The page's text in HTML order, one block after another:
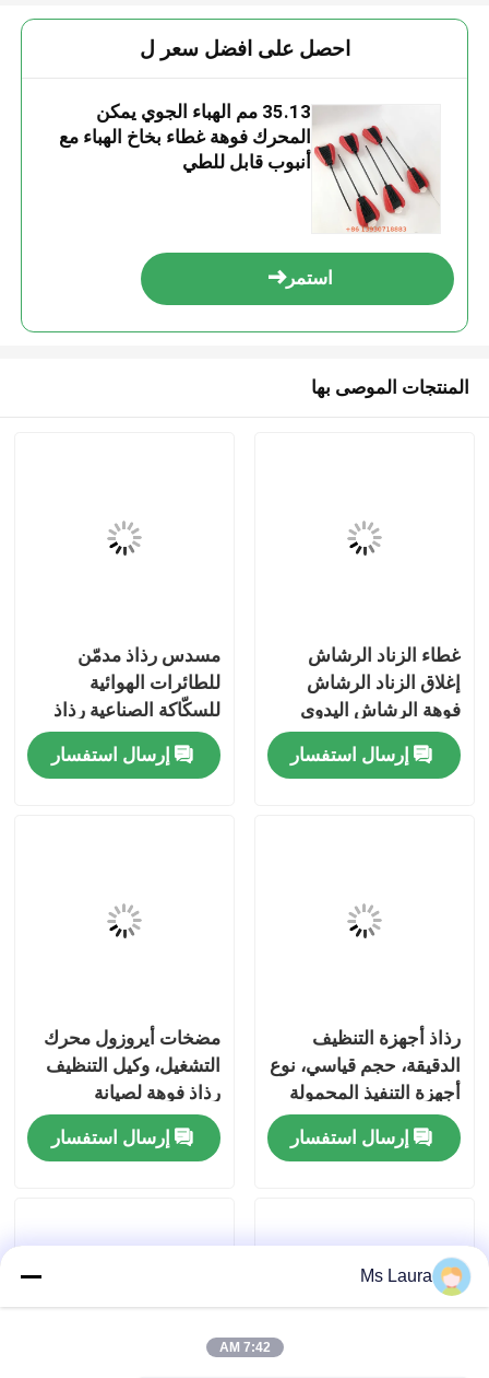
مسكن
جولة في المعمل
مراقبة الجودة
اتصل بنا
حالات
احصل على افضل سعر ل
35.13 مم الهباء الجوي يمكن
المحرك فوهة غطاء بخاخ الهباء مع
أنبوب قابل للطي
استمر
المنتجات الموصى بها
غطاء الزناد الرشاش
إغلاق الزناد الرشاش
فوهة الرشاش اليدوي
لمنتجات التنظيف المنزلية
حلول العناية بالحديقة
إرسال استفسار
مسدس رذاذ مدمّن
للطائرات الهوائية
للسكّاكة الصناعية رذاذ
السائل
إرسال استفسار
رذاذ أجهزة التنظيف
الدقيقة، حجم قياسي، نوع
أجهزة التنفيذ المحمولة
للاستخدام في التشحيم
والتطهيرإرسال استفسار
مضخات أيروزول محرك
التشغيل، وكيل التنظيف
رذاذ فوهة لصيانة
الميكانيكية الصناعية
إرسال استفسار
Ms Laura
7:42 AM